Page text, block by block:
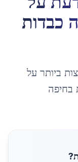
כבדות
ביותר על
בחיפה